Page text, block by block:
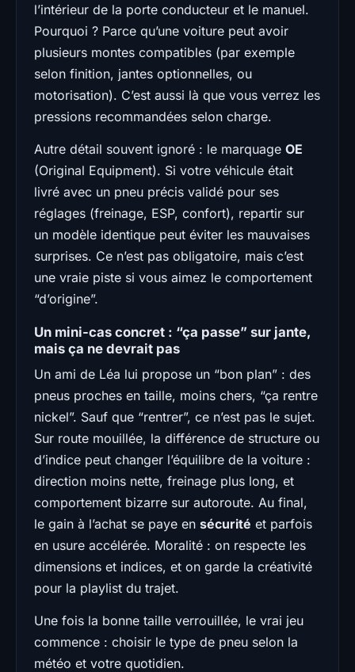
l’intérieur de la porte conducteur et le manuel.
Pourquoi ? Parce qu’une voiture peut avoir
plusieurs montes compatibles (par exemple
selon finition, jantes optionnelles, ou
motorisation). C’est aussi là que vous verrez les
pressions recommandées selon charge.
Autre détail souvent ignoré : le marquage OE
(Original Equipment). Si votre véhicule était
livré avec un pneu précis validé pour ses
réglages (freinage, ESP, confort), repartir sur
un modèle identique peut éviter les mauvaises
surprises. Ce n’est pas obligatoire, mais c’est
une vraie piste si vous aimez le comportement
“d’origine”.
Un mini-cas concret : “ça passe” sur jante,
mais ça ne devrait pas
Un ami de Léa lui propose un “bon plan” : des
pneus proches en taille, moins chers, “ça rentre
nickel”. Sauf que “rentrer”, ce n’est pas le sujet.
Sur route mouillée, la différence de structure ou
d’indice peut changer l’équilibre de la voiture :
direction moins nette, freinage plus long, et
comportement bizarre sur autoroute. Au final,
le gain à l’achat se paye en sécurité et parfois
en usure accélérée. Moralité : on respecte les
dimensions et indices, et on garde la créativité
pour la playlist du trajet.
Une fois la bonne taille verrouillée, le vrai jeu
commence : choisir le type de pneu selon la
météo et votre quotidien.